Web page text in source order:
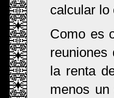
calcular
Como es
la renta
menos